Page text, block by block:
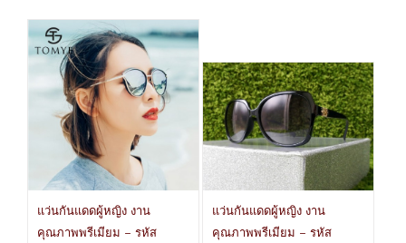
แว่นกันแดดผู้หญิง งาน
คุณภาพพรีเมียม – รหัส
แว่นกันแดดผู้หญิง งาน
คุณภาพพรีเมียม – รหัส